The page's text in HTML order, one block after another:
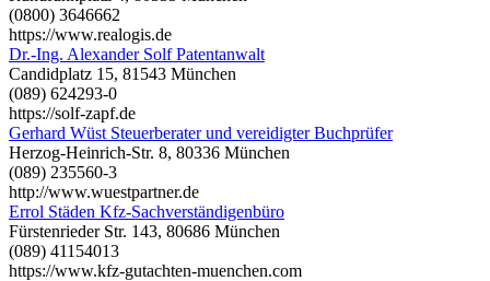
(0800) 3646662
https://www.realogis.de
Dr.-Ing. Alexander Solf Patentanwalt
Candidplatz 15, 81543 München
(089) 624293-0
https://solf-zapf.de
Gerhard Wüst Steuerberater und vereidigter Buchprüfer
Herzog-Heinrich-Str. 8, 80336 München
(089) 235560-3
http://www.wuestpartner.de
Errol Städen Kfz-Sachverständigenbüro
Fürstenrieder Str. 143, 80686 München
(089) 41154013
https://www.kfz-gutachten-muenchen.com